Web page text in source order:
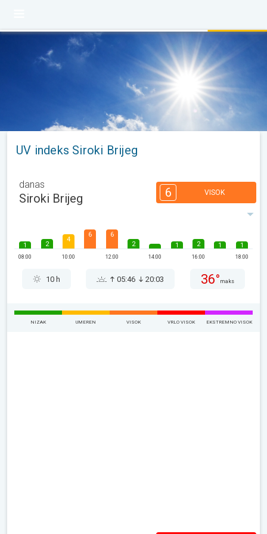
UV indeks Siroki Brijeg
danas
Siroki Brijeg 6 VISOK
1
08:00
2
4
10:00
6 6
12:00
2
14:00
1 2
16:00
1 1
18:00
10 h 05:46 20:03 36° maks
NIZAK UMEREN VISOK VRLO VISOK EKSTREMNO VISOK